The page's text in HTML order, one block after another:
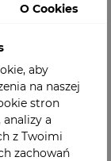
HERENZ
1110106
zł
O Cookies
aby
na naszej
stron
a
z Twoimi
zachowań